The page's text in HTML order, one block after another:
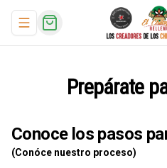
Abrir menu de navegación
Prepárate
Conoce los pasos
(Conóce nuestro proceso)